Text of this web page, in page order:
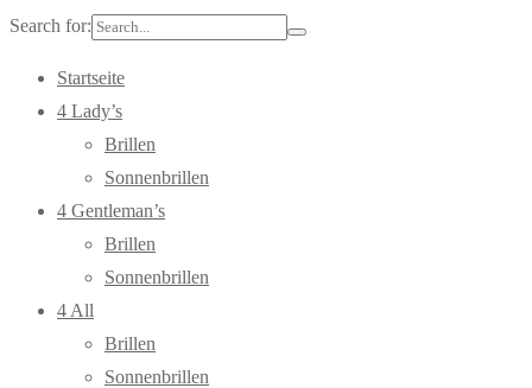
Search for:
Startseite
4 Lady’s
Brillen
Sonnenbrillen
4 Gentleman’s
Brillen
Sonnenbrillen
4 All
Brillen
Sonnenbrillen